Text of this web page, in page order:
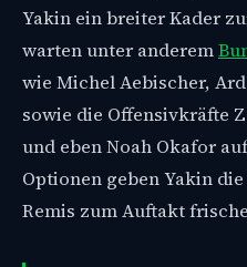
Yakin ein breiter Kader
warten unter anderem
wie Michel Aebischer,
sowie die Offensivkräfte
und eben Noah Okafor
Optionen geben Yakin
Remis zum Auftakt